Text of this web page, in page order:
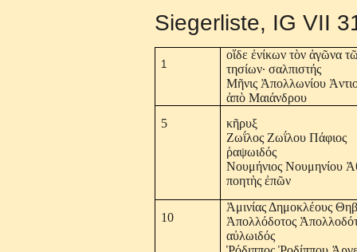
Siegerliste, IG VII
1
οἵδε ἐνίκων τὸν ἀγῶνα
τησίων· σαλπιστής
Μῆνις Ἀπολλωνίου
ἀπὸ Μαιάνδρου
5
κῆρυξ
Ζωΐλος Ζωΐλου Πάφιος
ῥαψωιδός
Νουμήνιος Νουμηνίου
ποητὴς ἐπῶν
10
Ἀμινίας Δημοκλέους
Ἀπολλόδοτος
αὐλωιδός